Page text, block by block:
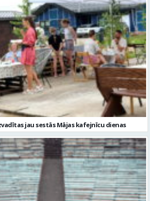
jau sestās Mājas kafejnīcu dienas